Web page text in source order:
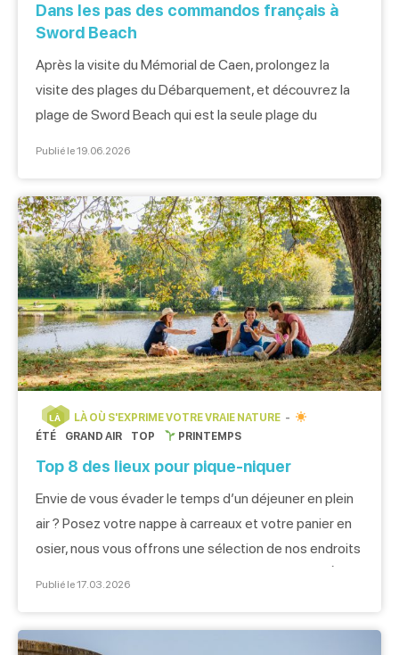
Dans les pas des commandos français à
Sword Beach
Après la visite du Mémorial de Caen, prolongez la
visite des plages du Débarquement, et découvrez la
plage de Sword Beach qui est la seule plage du
ressemble […]
Publié le 19.06.2026
LÀ
LÀ OÙ S'EXPRIME VOTRE VRAIE NATURE
ÉTÉ
GRAND AIR TOP PRINTEMPS
Top 8 des lieux pour pique-niquer
Envie de vous évader le temps d’un déjeuner en plein
air ? Posez votre nappe à carreaux et votre panier en
osier, nous vous offrons une sélection de nos endroits
Publié le 17.03.2026